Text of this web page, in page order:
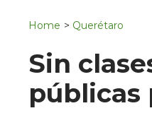
Home > Querétaro
Sin
públicas